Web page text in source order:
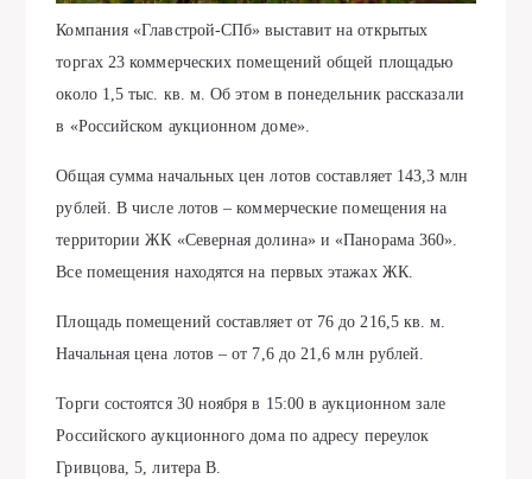
Компания «Главстрой-СПб» выставит на открытых
торгах 23 коммерческих помещений общей площадью
около 1,5 тыс. кв. м. Об этом в понедельник рассказали
в «Российском аукционном доме».
Общая сумма начальных цен лотов составляет 143,3 млн
рублей. В числе лотов – коммерческие помещения на
территории ЖК «Северная долина» и «Панорама 360».
Все помещения находятся на первых этажах ЖК.
Площадь помещений составляет от 76 до 216,5 кв. м.
Начальная цена лотов – от 7,6 до 21,6 млн рублей.
Торги состоятся 30 ноября в 15:00 в аукционном зале
Российского аукционного дома по адресу переулок
Гривцова, 5, литера В.